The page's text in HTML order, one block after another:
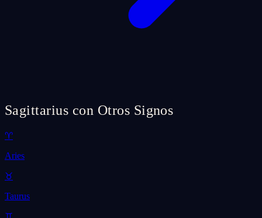
Sagittarius con Otros Signos
♈
Aries
♉
Taurus